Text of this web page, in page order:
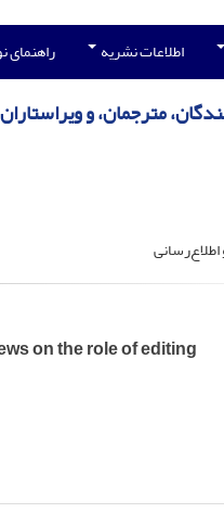
اطلاعات نشریه راهنمای
مترجمان، و
on the role of editing